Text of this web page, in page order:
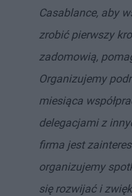
Casablance, aby
zrobić pierwszy
zadomowią,
Organizujemy
miesiąca
delegacjami z
firma jest
organizujemy
się rozwijać i